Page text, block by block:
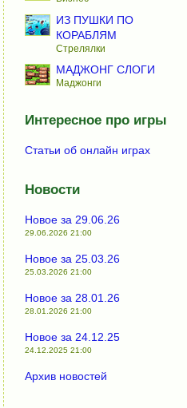
ИЗ ПУШКИ ПО
КОРАБЛЯМ
Стрелялки
МАДЖОНГ СЛОГИ
Маджонги
Интересное про игры
Статьи об онлайн играх
Новости
Новое за 29.06.26
29.06.2026 21:00
Новое за 25.03.26
25.03.2026 21:00
Новое за 28.01.26
28.01.2026 21:00
Новое за 24.12.25
24.12.2025 21:00
Архив новостей